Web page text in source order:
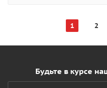
1 2
Будьте в курсе